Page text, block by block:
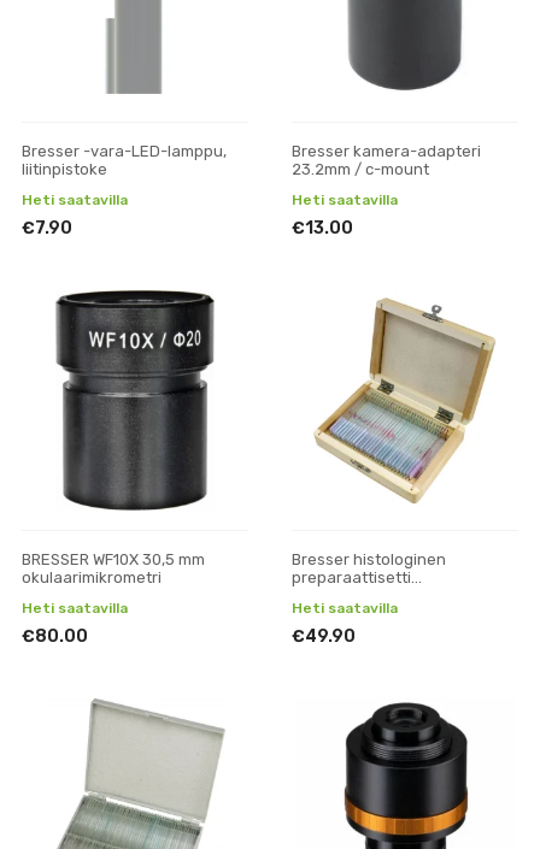
Bresser -vara-LED-lamppu,
liitinpistoke
Heti saatavilla
€7.90
Bresser kamera-adapteri
23.2mm / c-mount
Heti saatavilla
€13.00
BRESSER WF10X 30,5 mm
okulaarimikrometri
Heti saatavilla
€80.00
Bresser histologinen
preparaattisetti
Heti saatavilla
€49.90